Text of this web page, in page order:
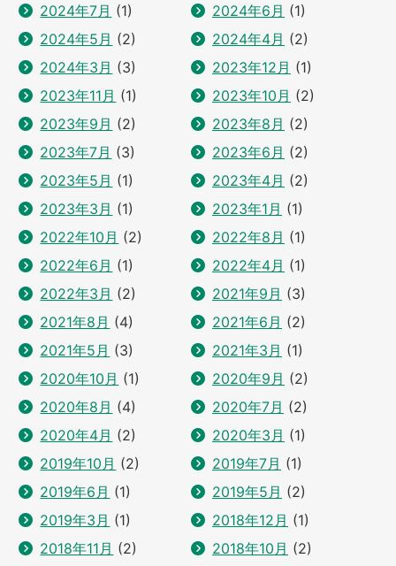
2024年7月 (1) 2024年6月 (1)
2024年5月 (2) 2024年4月 (2)
2024年3月 (3) 2023年12月 (1)
2023年11月 (1) 2023年10月 (2)
2023年9月 (2) 2023年8月 (2)
2023年7月 (3) 2023年6月 (2)
2023年5月 (1) 2023年4月 (2)
2023年3月 (1) 2023年1月 (1)
2022年10月 (2) 2022年8月 (1)
2022年6月 (1) 2022年4月 (1)
2022年3月 (2) 2021年9月 (3)
2021年8月 (4) 2021年6月 (2)
2021年5月 (3) 2021年3月 (1)
2020年10月 (1) 2020年9月 (2)
2020年8月 (4) 2020年7月 (2)
2020年4月 (2) 2020年3月 (1)
2019年10月 (2) 2019年7月 (1)
2019年6月 (1) 2019年5月 (2)
2019年3月 (1) 2018年12月 (1)
2018年11月 (2) 2018年10月 (2)